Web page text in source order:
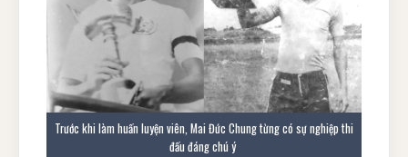
Trước khi làm huấn luyện viên, Mai Đức Chung từng có sự nghiệp thi
đấu đáng chú ý